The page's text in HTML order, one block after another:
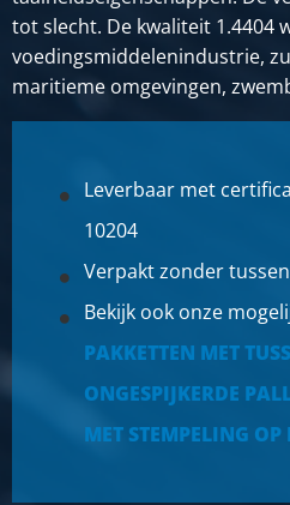
Omschrijving
Rvs plaat 316L kgw finish 2B
papier
SELECTEER
2500-0721-251252
Omschrijving
Stuks gewicht in kg
tot slecht. De kwaliteit 1.4404
voedingsmiddelenindustrie,
maritieme omgevingen,
Leverbaar met
10204
Verpakt zonder
Bekijk ook onze
PAKKETTEN MET
ONGESPIJKERDE
MET STEMPELING OP